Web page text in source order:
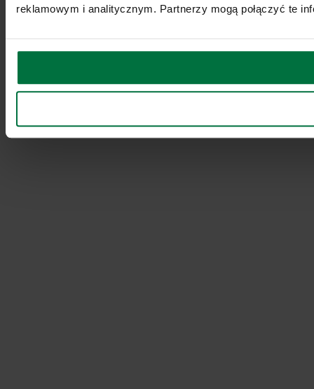
reklamowym i analitycznym. Partnerzy mogą połączyć te